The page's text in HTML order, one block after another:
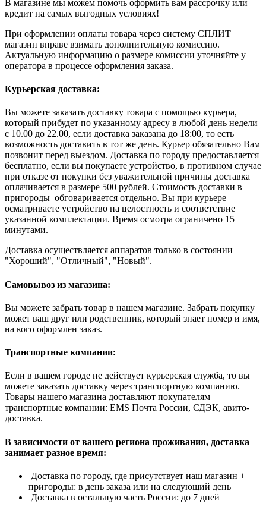
В магазине мы можем помочь оформить вам рассрочку или
кредит на самых выгодных условиях!
При оформлении оплаты товара через систему СПЛИТ
магазин вправе взимать дополнительную комиссию.
Актуальную информацию о размере комиссии уточняйте у
оператора в процессе оформления заказа.
Курьерская доставка:
Вы можете заказать доставку товара с помощью курьера,
который прибудет по указанному адресу в любой день недели
с 10.00 до 22.00, если доставка заказана до 18:00, то есть
возможность доставить в тот же день. Курьер обязательно Вам
позвонит перед выездом. Доставка по городу предоставляется
бесплатно, если вы покупаете устройство, в противном случае
при отказе от покупки без уважительной причины доставка
оплачивается в размере 500 рублей. Стоимость доставки в
пригороды обговаривается отдельно. Вы при курьере
осматриваете устройство на целостность и соответствие
указанной комплектации. Время осмотра ограничено 15
минутами.
Доставка осуществляется аппаратов только в состоянии
"Хороший", "Отличный", "Новый".
Самовывоз из магазина:
Вы можете забрать товар в нашем магазине. Забрать покупку
может ваш друг или родственник, который знает номер и имя,
на кого оформлен заказ.
Транспортные компании:
Если в вашем городе не действует курьерская служба, то вы
можете заказать доставку через транспортную компанию.
Товары нашего магазина доставляют покупателям
транспортные компании: EMS Почта России, СДЭК, авито-
доставка.
В зависимости от вашего региона проживания, доставка
занимает разное время:
Доставка по городу, где присутствует наш магазин +
пригороды: в день заказа или на следующий день
Доставка в остальную часть России: до 7 дней